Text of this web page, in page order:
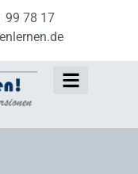
99 78 17